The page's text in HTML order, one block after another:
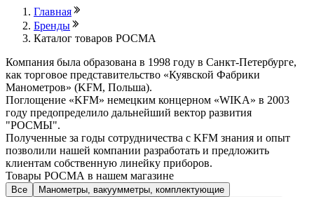
Главная
Бренды
Каталог товаров РОСМА
Компания была образована в 1998 году в Санкт-Петербурге,
как торговое представительство «Куявской Фабрики
Манометров» (KFM, Польша).
Поглощение «KFM» немецким концерном «WIKA» в 2003
году предопределило дальнейший вектор развития
"РОСМЫ".
Полученные за годы сотрудничества с KFM знания и опыт
позволили нашей компании разработать и предложить
клиентам собственную линейку приборов.
Товары РОСМА в нашем магазине
Все
Манометры, вакуумметры, комплектующие